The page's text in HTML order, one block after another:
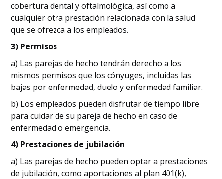
cobertura dental y oftalmológica, así como a
cualquier otra prestación relacionada con la salud
que se ofrezca a los empleados.
3) Permisos
a) Las parejas de hecho tendrán derecho a los
mismos permisos que los cónyuges, incluidas las
bajas por enfermedad, duelo y enfermedad familiar.
b) Los empleados pueden disfrutar de tiempo libre
para cuidar de su pareja de hecho en caso de
enfermedad o emergencia.
4) Prestaciones de jubilación
a) Las parejas de hecho pueden optar a prestaciones
de jubilación, como aportaciones al plan 401(k),